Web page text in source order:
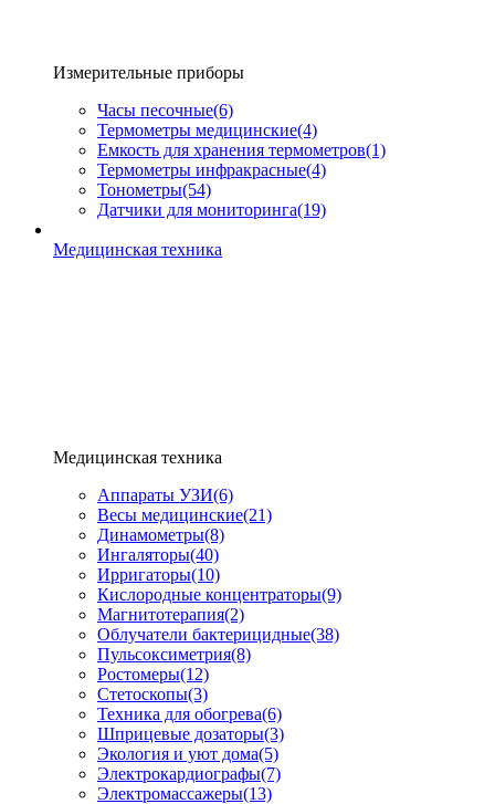
Измерительные приборы
Часы песочные(6)
Термометры медицинские(4)
Емкость для хранения термометров(1)
Термометры инфракрасные(4)
Тонометры(54)
Датчики для мониторинга(19)
Медицинская техника
Медицинская техника
Аппараты УЗИ(6)
Весы медицинские(21)
Динамометры(8)
Ингаляторы(40)
Ирригаторы(10)
Кислородные концентраторы(9)
Магнитотерапия(2)
Облучатели бактерицидные(38)
Пульсоксиметрия(8)
Ростомеры(12)
Стетоскопы(3)
Техника для обогрева(6)
Шприцевые дозаторы(3)
Экология и уют дома(5)
Электрокардиографы(7)
Электромассажеры(13)